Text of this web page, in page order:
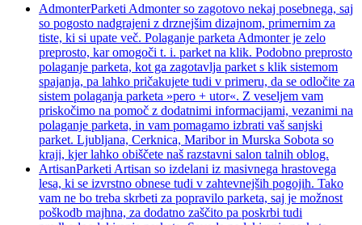
AdmonterParketi Admonter so zagotovo nekaj posebnega, saj
so pogosto nadgrajeni z drznejšim dizajnom, primernim za
tiste, ki si upate več. Polaganje parketa Admonter je zelo
preprosto, kar omogoči t. i. parket na klik. Podobno preprosto
polaganje parketa, kot ga zagotavlja parket s klik sistemom
spajanja, pa lahko pričakujete tudi v primeru, da se odločite za
sistem polaganja parketa »pero + utor«. Z veseljem vam
priskočimo na pomoč z dodatnimi informacijami, vezanimi na
polaganje parketa, in vam pomagamo izbrati vaš sanjski
parket. Ljubljana, Cerknica, Maribor in Murska Sobota so
kraji, kjer lahko obiščete naš razstavni salon talnih oblog.
ArtisanParketi Artisan so izdelani iz masivnega hrastovega
lesa, ki se izvrstno obnese tudi v zahtevnejših pogojih. Tako
vam ne bo treba skrbeti za popravilo parketa, saj je možnost
poškodb majhna, za dodatno zaščito pa poskrbi tudi